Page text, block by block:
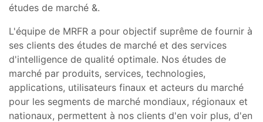
études de marché &.
L'équipe de MRFR a pour objectif suprême de fournir à
ses clients des études de marché et des services
d'intelligence de qualité optimale. Nos études de
marché par produits, services, technologies,
applications, utilisateurs finaux et acteurs du marché
pour les segments de marché mondiaux, régionaux et
nationaux, permettent à nos clients d'en voir plus, d'en